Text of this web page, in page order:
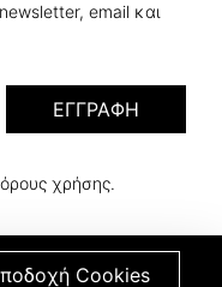
Cookies
email και
ΕΓΓΡΑΦΗ
χρήσης.